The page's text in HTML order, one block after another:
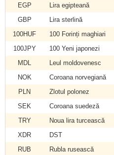
EGP
Lira egipteană
GBP
Lira sterlină
100HUF
100 Forinți maghiari
100JPY
100 Yeni japonezi
MDL
Leul moldovenesc
NOK
Coroana norvegiană
PLN
Zlotul polonez
SEK
Coroana suedeză
TRY
Noua lira turcească
XDR
DST
RUB
Rubla rusească